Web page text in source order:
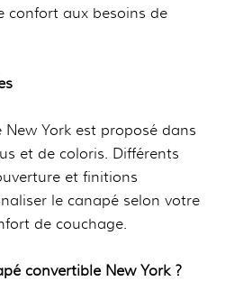
confort aux besoins de
York est proposé dans
et de coloris. Différents
et finitions
le canapé selon votre
de couchage.
convertible New York ?